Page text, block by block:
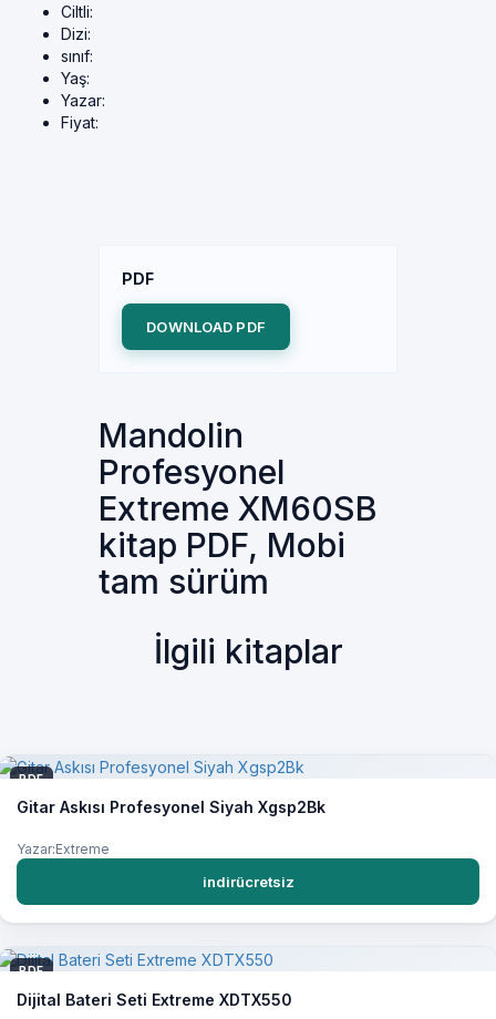
Ciltli:
Dizi:
sınıf:
Yaş:
Yazar:
Fiyat:
PDF
DOWNLOAD PDF
Mandolin
Profesyonel
Extreme XM60SB
kitap PDF, Mobi
tam sürüm
İlgili kitaplar
PDF
Gitar Askısı Profesyonel Siyah Xgsp2Bk
Yazar:Extreme
indirücretsiz
PDF
Dijital Bateri Seti Extreme XDTX550